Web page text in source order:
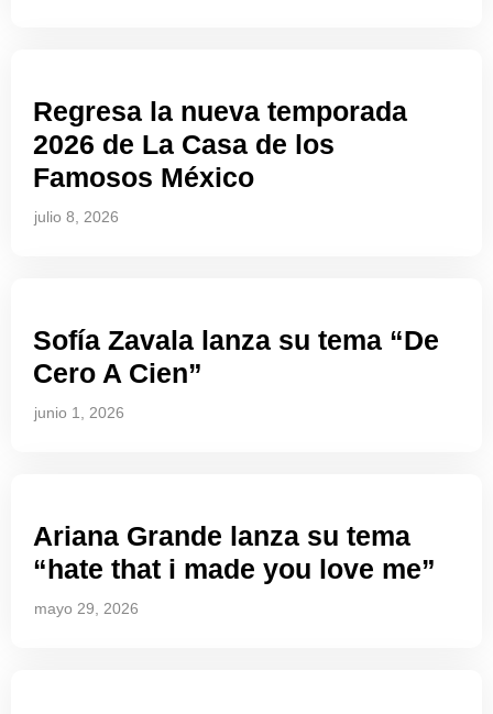
Regresa la nueva temporada
2026 de La Casa de los
Famosos México
julio 8, 2026
Sofía Zavala lanza su tema “De
Cero A Cien”
junio 1, 2026
Ariana Grande lanza su tema
“hate that i made you love me”
mayo 29, 2026